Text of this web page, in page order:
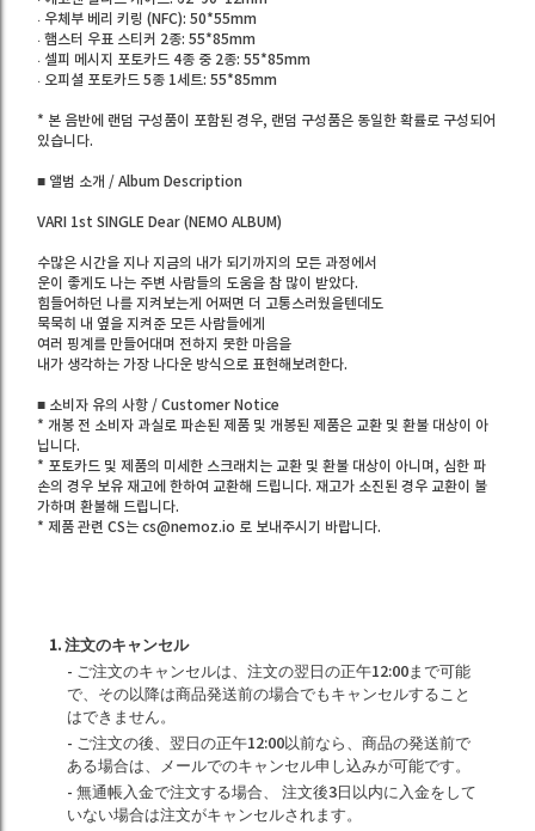
· 우체부 베리 키링 (NFC): 50*55mm
· 햄스터 우표 스티커 2종: 55*85mm
· 셀피 메시지 포토카드 4종 중 2종: 55*85mm
· 오피셜 포토카드 5종 1세트: 55*85mm
* 본 음반에 랜덤 구성품이 포함된 경우, 랜덤 구성품은 동일한 확률로 구성되어
있습니다.
■ 앨범 소개 / Album Description
VARI 1st SINGLE Dear (NEMO ALBUM)
수많은 시간을 지나 지금의 내가 되기까지의 모든 과정에서
운이 좋게도 나는 주변 사람들의 도움을 참 많이 받았다.
힘들어하던 나를 지켜보는게 어쩌면 더 고통스러웠을텐데도
묵묵히 내 옆을 지켜준 모든 사람들에게
여러 핑계를 만들어대며 전하지 못한 마음을
내가 생각하는 가장 나다운 방식으로 표현해보려한다.
■ 소비자 유의 사항 / Customer Notice
* 개봉 전 소비자 과실로 파손된 제품 및 개봉된 제품은 교환 및 환불 대상이 아
닙니다.
* 포토카드 및 제품의 미세한 스크래치는 교환 및 환불 대상이 아니며, 심한 파
손의 경우 보유 재고에 한하여 교환해 드립니다. 재고가 소진된 경우 교환이 불
가하며 환불해 드립니다.
* 제품 관련 CS는 cs@nemoz.io 로 보내주시기 바랍니다.
1. 注文のキャンセル
- ご注文のキャンセルは、注文の翌日の正午12:00まで可能
で、その以降は商品発送前の場合でもキャンセルすること
はできません。
- ご注文の後、翌日の正午12:00以前なら、商品の発送前で
ある場合は、メールでのキャンセル申し込みが可能です。
- 無通帳入金で注文する場合、 注文後3日以内に入金をして
いない場合は注文がキャンセルされます。